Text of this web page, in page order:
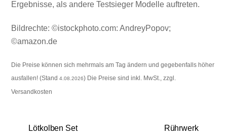
Ergebnisse, als andere Testsieger Modelle auftreten.
Bildrechte: ©istockphoto.com: AndreyPopov;
©amazon.de
Die Preise können sich mehrmals am Tag ändern und gegebenfalls höher
ausfallen! (Stand4.08.2026) Die Preise sind inkl. MwSt., zzgl.
Versandkosten
Lötkolben Set Rührwerk